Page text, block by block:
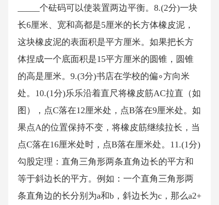
_____个砝码可以使装置两边平衡。8.(2分)一块
长6厘米、宽和高都是5厘米的长方体橡皮泥，
这块橡皮泥的表面积是平方厘米。如果把长方
体捏成一个底面积是15平方厘米的圆锥，圆锥
的高是厘米。9.(3分)书店在学校的偏∘方向米
处。10.(1分)乐乐沿着直尺将橡皮筋AC拉直（如
图），点C落在12厘米处，点B落在9厘米处。如
果点A的位置保持不变，将橡皮筋继续拉长，当
点C落在16厘米处时，点B落在厘米处。11.(1分)
勾股定理：直角三角形两条直角边长的平方和
等于斜边长的平方。例如：一个直角三角形两
条直角边的长分别为a和b，斜边长为c，那么a2+